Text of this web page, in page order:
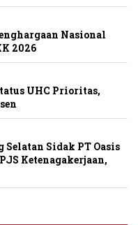
Nasional
2026
UHC Prioritas,
Selatan Sidak PT Oasis
Ketenagakerjaan,